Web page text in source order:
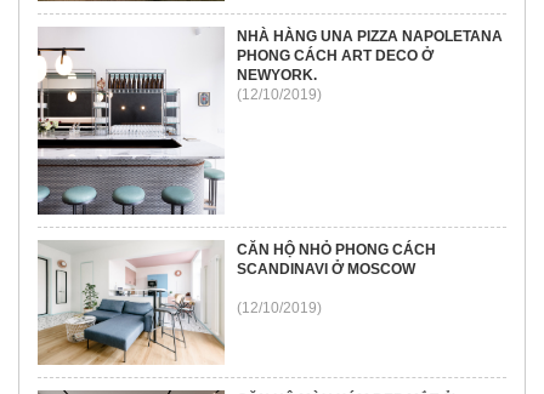
NHÀ HÀNG UNA PIZZA NAPOLETANA
PHONG CÁCH ART DECO Ở
NEWYORK.
(12/10/2019)
CĂN HỘ NHỎ PHONG CÁCH
SCANDINAVI Ở MOSCOW
(12/10/2019)